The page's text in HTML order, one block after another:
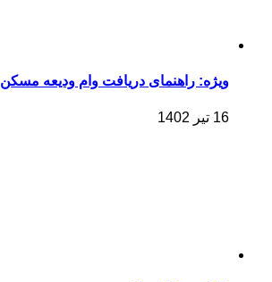
ویژه: راهنمای دریافت وام ودیعه مسکن ۱۴۰۲
16 تیر 1402